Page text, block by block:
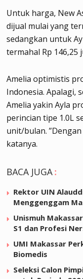
Untuk harga, New
dijual mulai yang
sedangkan untuk
termahal Rp 146,25
Amelia optimistis
Indonesia. Apalagi,
Amelia yakin Ayla
perincian tipe 1.0L
unit/bulan.
katanya.
BACA JUGA :
Rektor UIN
Menggenggam
Unismuh
S1 dan Profesi
UMI Makassar
Biomedis
Seleksi Calon